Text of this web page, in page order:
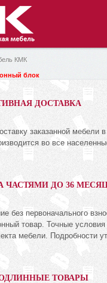
КМК
блок
ДОСТАВКА
заказанной мебели в
во все
ЧАСТЯМИ ДО 36
без первоначального
товар. Точные
мебели. Подробности
ТОВАРЫ